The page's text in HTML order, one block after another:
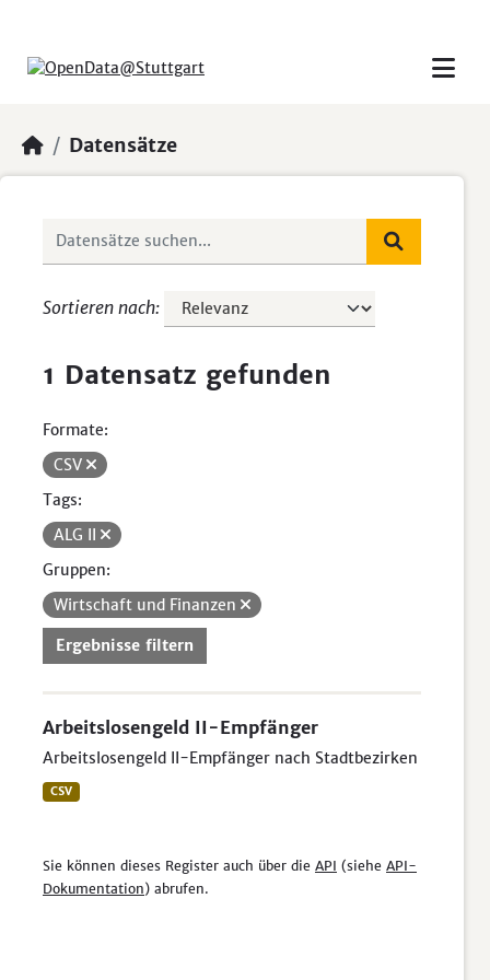
Datensätze
Sortieren nach
1 Datensatz gefunden
Formate:
CSV
Tags:
ALG II
Gruppen:
Wirtschaft und Finanzen
Ergebnisse filtern
Arbeitslosengeld II-Empfänger
Arbeitslosengeld II-Empfänger nach Stadtbezirken
CSV
Sie können dieses Register auch über die API (siehe API-
Dokumentation) abrufen.